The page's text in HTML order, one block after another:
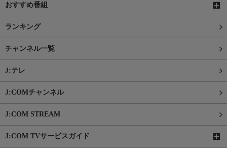
おすすめ番組
ランキング
チャンネル一覧
J:テレ
J:COMチャンネル
J:COM STREAM
J:COM TVサービスガイド